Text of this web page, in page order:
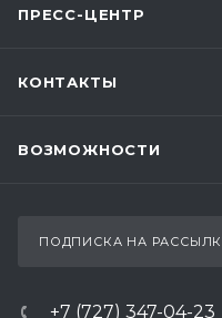
ПРЕСС-ЦЕНТР
КОНТАКТЫ
ВОЗМОЖНОСТИ
ПОДПИСКА НА
+7 (727) 347-04-23